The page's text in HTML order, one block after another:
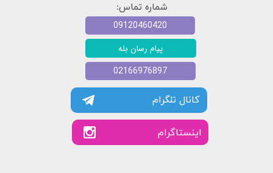
شماره تماس:
کانال تلگرام
​​اینستاگرام
پیام رسان بله
09120460420
02166976897